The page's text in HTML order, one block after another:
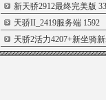
新天骄2912最终完美版
天骄II_2419服务端1592